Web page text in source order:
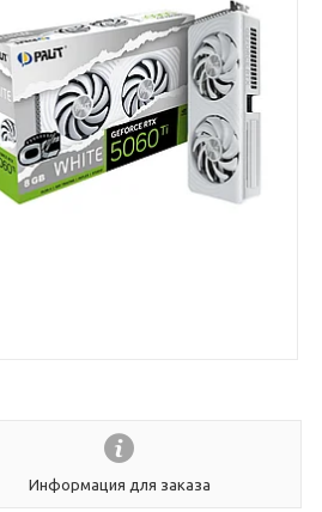
Информация для заказа